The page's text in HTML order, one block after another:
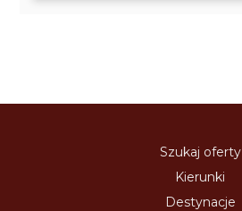
Szukaj oferty
Kierunki
Destynacje